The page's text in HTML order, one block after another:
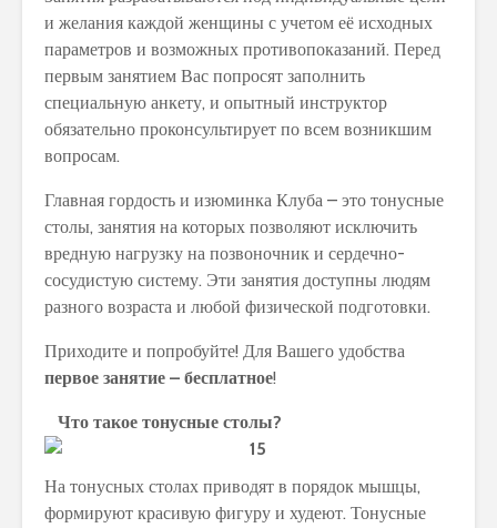
и желания каждой женщины с учетом её исходных
параметров и возможных противопоказаний. Перед
первым занятием Вас попросят заполнить
специальную анкету, и опытный инструктор
обязательно проконсультирует по всем возникшим
вопросам.
Главная гордость и изюминка Клуба – это тонусные
столы, занятия на которых позволяют исключить
вредную нагрузку на позвоночник и сердечно-
сосудистую систему. Эти занятия доступны людям
разного возраста и любой физической подготовки.
Приходите и попробуйте! Для Вашего удобства
первое занятие – бесплатное!
Что такое тонусные столы?
На тонусных столах приводят в порядок мышцы,
формируют красивую фигуру и худеют. Тонусные